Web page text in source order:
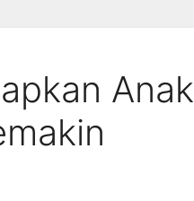
Anak